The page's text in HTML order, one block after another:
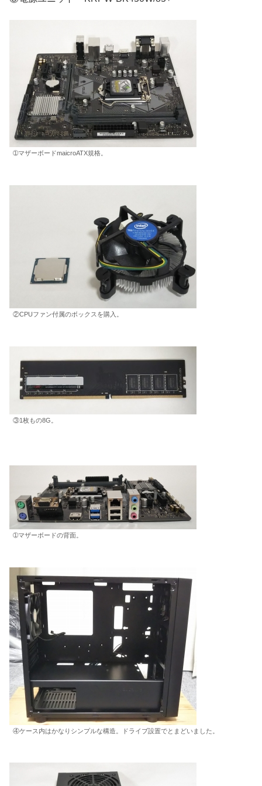
➀マザーボードmaicroATX規格。
②CPUファン付属のボックスを購入。
③1枚もの8G。
➀マザーボードの背面。
④ケース内はかなりシンプルな構造。ドライブ設置でとまどいました。